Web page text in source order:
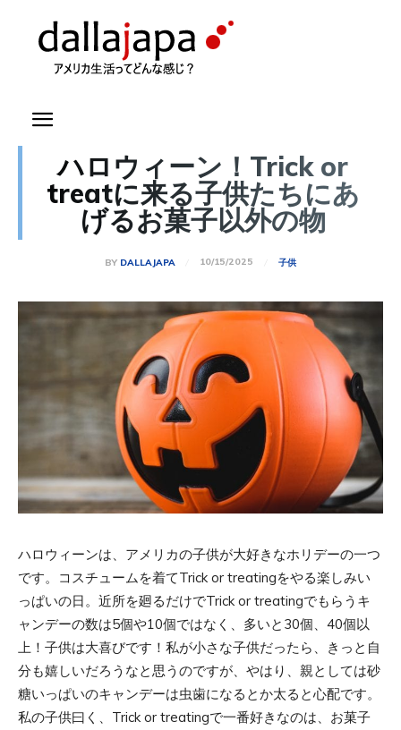
ハロウィーン！Trick or
treatに来る子供たちにあ
げるお菓子以外の物
BY DALLAJAPA 10/15/2025 子供
ハロウィーンは、アメリカの子供が大好きなホリデーの一つ
です。コスチュームを着てTrick or treatingをやる楽しみい
っぱいの日。近所を廻るだけでTrick or treatingでもらうキ
ャンデーの数は5個や10個ではなく、多いと30個、40個以
上！子供は大喜びです！私が小さな子供だったら、きっと自
分も嬉しいだろうなと思うのですが、やはり、親としては砂
糖いっぱいのキャンデーは虫歯になるとか太ると心配です。
私の子供曰く、Trick or treatingで一番好きなのは、お菓子